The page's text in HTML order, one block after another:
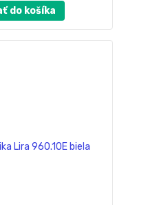
do košíka